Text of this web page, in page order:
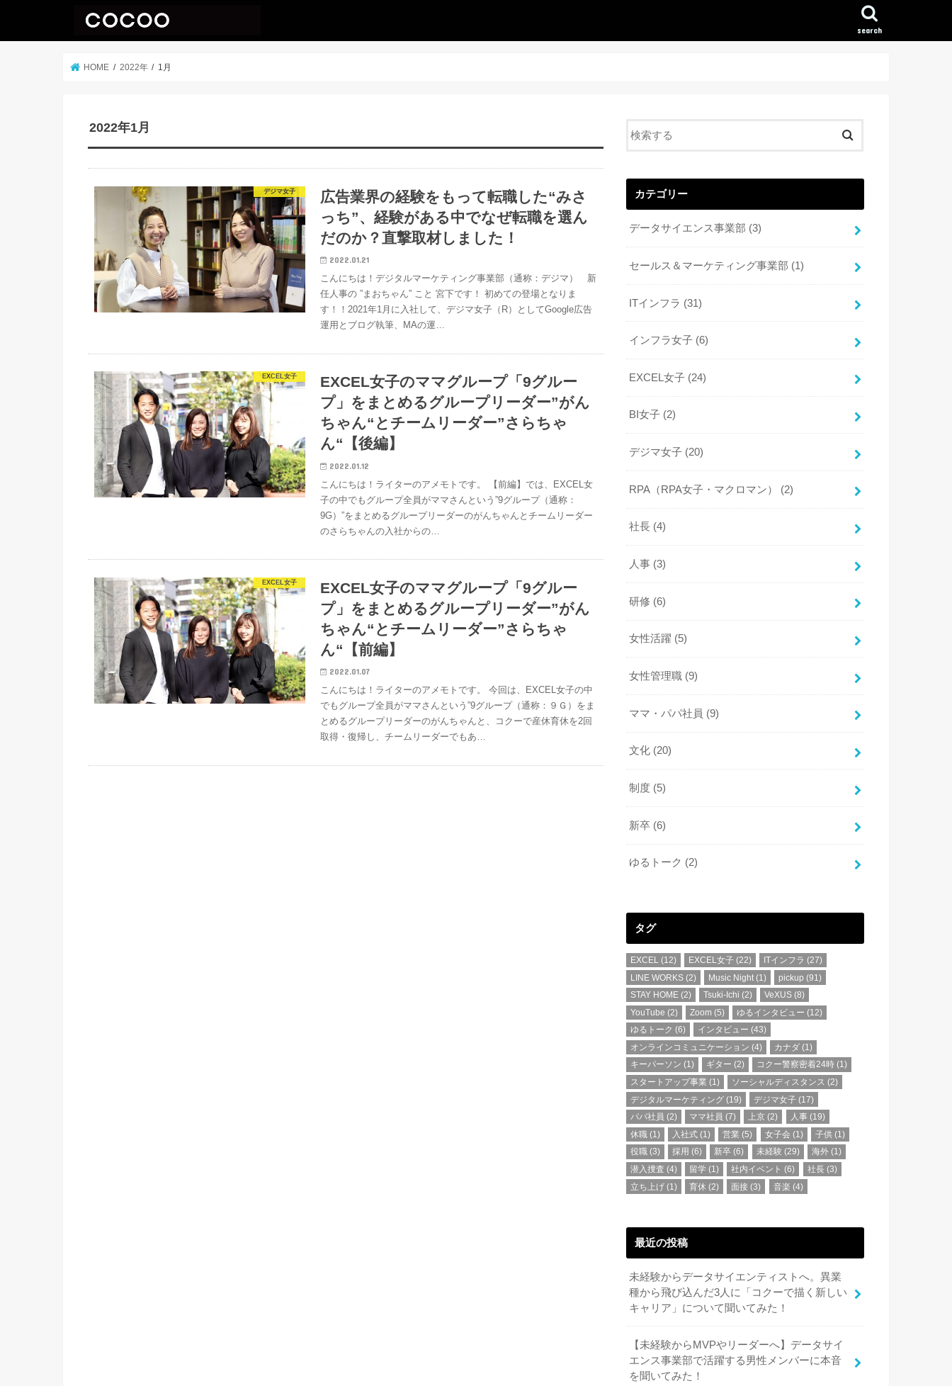
search
HOME 2022年 1月
2022年1月
デジマ女子
広告業界の経験をもって転職した“みさ
っち”、経験がある中でなぜ転職を選ん
だのか？直撃取材しました！
2022.01.21
こんにちは！デジタルマーケティング事業部（通称：デジマ） 新
任人事の ”まおちゃん” こと 宮下です！ 初めての登場となりま
す！！2021年1月に入社して、デジマ女子（R）としてGoogle広告
運用とブログ執筆、MAの運…
EXCEL女子
EXCEL女子のママグループ「9グルー
プ」をまとめるグループリーダー”がん
ちゃん“とチームリーダー”さらちゃ
ん“【後編】
2022.01.12
こんにちは！ライターのアメモトです。 【前編】では、EXCEL女
子の中でもグループ全員がママさんという”9グループ（通称：
9G）”をまとめるグループリーダーのがんちゃんとチームリーダー
のさらちゃんの入社からの…
EXCEL女子
EXCEL女子のママグループ「9グルー
プ」をまとめるグループリーダー”がん
ちゃん“とチームリーダー”さらちゃ
ん“【前編】
2022.01.07
こんにちは！ライターのアメモトです。 今回は、EXCEL女子の中
でもグループ全員がママさんという”9グループ（通称：９Ｇ）をま
とめるグループリーダーのがんちゃんと、コクーで産休育休を2回
取得・復帰し、チームリーダーでもあ…
カテゴリー
データサイエンス事業部 (3)
セールス＆マーケティング事業部 (1)
ITインフラ (31)
インフラ女子 (6)
EXCEL女子 (24)
BI女子 (2)
デジマ女子 (20)
RPA（RPA女子・マクロマン） (2)
社長 (4)
人事 (3)
研修 (6)
女性活躍 (5)
女性管理職 (9)
ママ・パパ社員 (9)
文化 (20)
制度 (5)
新卒 (6)
ゆるトーク (2)
タグ
EXCEL (12) EXCEL女子 (22) ITインフラ (27)
LINE WORKS (2) Music Night (1) pickup (91)
STAY HOME (2) Tsuki-Ichi (2) VeXUS (8)
YouTube (2) Zoom (5) ゆるインタビュー (12)
ゆるトーク (6) インタビュー (43)
オンラインコミュニケーション (4) カナダ (1)
キーパーソン (1) ギター (2) コクー警察密着24時 (1)
スタートアップ事業 (1) ソーシャルディスタンス (2)
デジタルマーケティング (19) デジマ女子 (17)
パパ社員 (2) ママ社員 (7) 上京 (2) 人事(19)
休職 (1) 入社式 (1) 営業 (5) 女子会 (1) 子供(1)
役職 (3) 採用 (6) 新卒 (6) 未経験 (29) 海外(1)
潜入捜査 (4) 留学 (1) 社内イベント (6) 社長(3)
立ち上げ (1) 育休 (2) 面接 (3) 音楽 (4)
最近の投稿
未経験からデータサイエンティストへ。異業
種から飛び込んだ3人に「コクーで描く新しい
キャリア」について聞いてみた！
【未経験からMVPやリーダーへ】データサイ
エンス事業部で活躍する男性メンバーに本音
を聞いてみた！